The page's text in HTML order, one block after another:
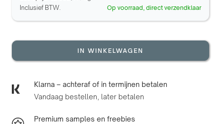
Inclusief BTW.
Op voorraad, direct verzendklaar
IN WINKELWAGEN
Klarna – achteraf of in termijnen betalen
Vandaag bestellen, later betalen
Premium samples en freebies